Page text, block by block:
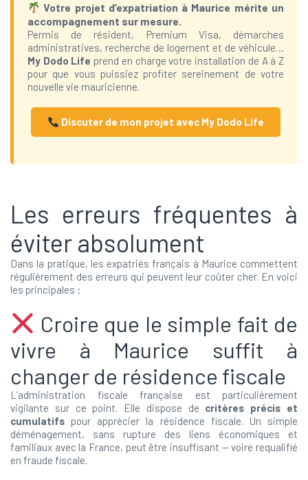
Votre projet d’expatriation à Maurice mérite un
accompagnement sur mesure.
Permis de résident, Premium Visa, démarches
administratives, recherche de logement et de véhicule…
My Dodo Life prend en charge votre installation de A à Z
pour que vous puissiez profiter sereinement de votre
nouvelle vie mauricienne.
Discuter de mon projet avec My Dodo Life
Les erreurs fréquentes à
éviter absolument
Dans la pratique, les expatriés français à Maurice commettent
régulièrement des erreurs qui peuvent leur coûter cher. En voici
les principales :
Croire que le simple fait de
vivre à Maurice suffit à
changer de résidence fiscale
L’administration fiscale française est particulièrement
vigilante sur ce point. Elle dispose de critères précis et
cumulatifs pour apprécier la résidence fiscale. Un simple
déménagement, sans rupture des liens économiques et
familiaux avec la France, peut être insuffisant — voire requalifié
en fraude fiscale.